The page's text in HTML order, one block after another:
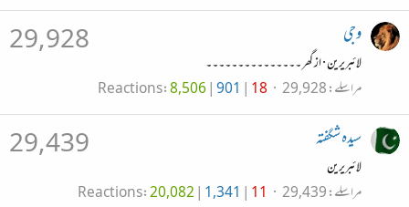
29,928 وجی
لائبریرین·ازگھر ۔۔۔۔۔۔۔۔۔۔۔۔۔۔۔
مراسلے 29,928
Reactions 8,506 901 18
29,439 سیدہ شگفتہ
لائبریرین
مراسلے 29,439
Reactions 20,082 1,341 11